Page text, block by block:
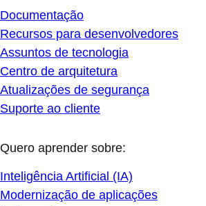
Documentação
Recursos para desenvolvedores
Assuntos de tecnologia
Centro de arquitetura
Atualizações de segurança
Suporte ao cliente
Quero aprender sobre:
Inteligência Artificial (IA)
Modernização de aplicações